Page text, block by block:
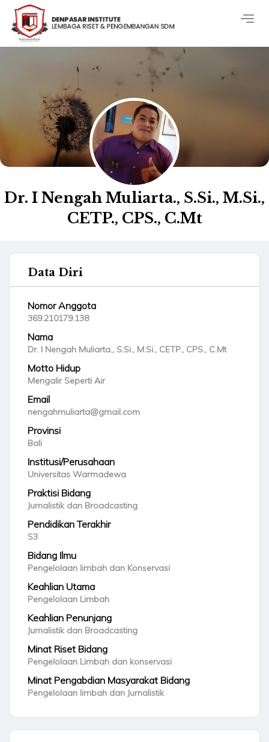
Dr. I Nengah Muliarta., S.Si., M.Si.,
CETP., CPS., C.Mt
Data Diri
Nomor Anggota
369.210179.138
Nama
Dr. I Nengah Muliarta., S.Si., M.Si., CETP., CPS., C.Mt
Motto Hidup
Mengalir Seperti Air
Email
nengahmuliarta@gmail.com
Provinsi
Bali
Institusi/Perusahaan
Universitas Warmadewa
Praktisi Bidang
Jurnalistik dan Broadcasting
Pendidikan Terakhir
S3
Bidang Ilmu
Pengelolaan limbah dan Konservasi
Keahlian Utama
Pengelolaan Limbah
Keahlian Penunjang
Jurnalistik dan Broadcasting
Minat Riset Bidang
Pengelolaan Limbah dan konservasi
Minat Pengabdian Masyarakat Bidang
Pengelolaan limbah dan Jurnalistik